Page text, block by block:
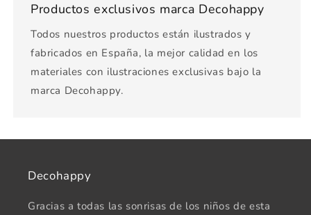
Productos exclusivos marca Decohappy
Todos nuestros productos están ilustrados y
fabricados en España, la mejor calidad en los
materiales con ilustraciones exclusivas bajo la
marca Decohappy.
Decohappy
Gracias a todas las sonrisas de los niños de esta